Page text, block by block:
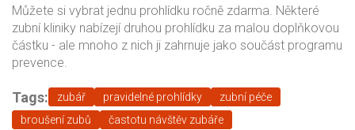
Můžete si vybrat jednu prohlídku ročně zdarma. Některé
zubní kliniky nabízejí druhou prohlídku za malou doplňkovou
částku - ale mnoho z nich ji zahrnuje jako součást programu
prevence.
Tags: zubář pravidelné prohlídky
zubní péče
broušení zubů
častotu návštěv zubáře